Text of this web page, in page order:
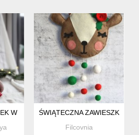
W SUKIENCE, PREZENT NA BOŻE
ŚWIĄTECZNA ZAWIESZKA
Filcovnia